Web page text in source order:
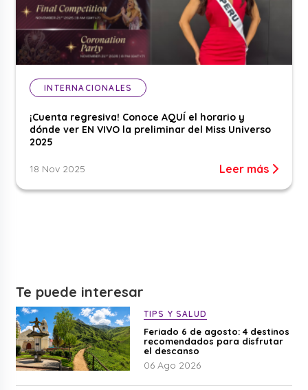
INTERNACIONALES
¡Cuenta regresiva! Conoce AQUÍ el horario y
dónde ver EN VIVO la preliminar del Miss Universo
2025
18 Nov 2025 Leer más
Te puede interesar
TIPS Y SALUD
Feriado 6 de agosto: 4 destinos
recomendados para disfrutar
el descanso
06 Ago 2026